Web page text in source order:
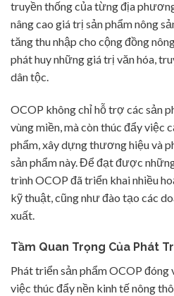
truyền thống của từng địa
nâng cao giá trị sản phẩm nông
tăng thu nhập cho cộng đồng
phát huy những giá trị văn hóa,
dân tộc.
OCOP không chỉ hỗ trợ các sản
vùng miền, mà còn thúc đẩy việc
phẩm, xây dựng thương hiệu và
sản phẩm này. Để đạt được
trình OCOP đã triển khai nhiều
kỹ thuật, cũng như đào tạo các
xuất.
Tầm Quan Trọng Của Phát
Phát triển sản phẩm OCOP
việc thúc đẩy nền kinh tế nông